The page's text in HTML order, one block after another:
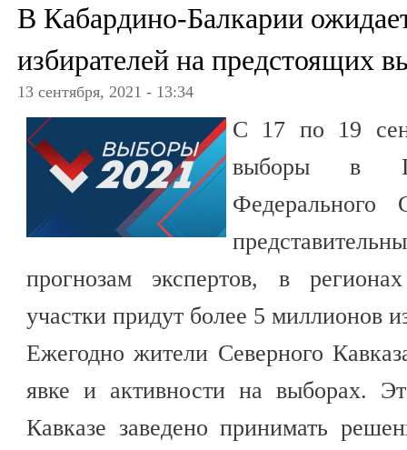
В Кабардино-Балкарии
избирателей на предстоящих
13 сентября, 2021 - 13:34
С 17 по 19
выборы в
прогнозам экспертов, в
участки придут более 5 миллионов
Ежегодно жители Северного
явке и активности на выборах.
Кавказе заведено принимать